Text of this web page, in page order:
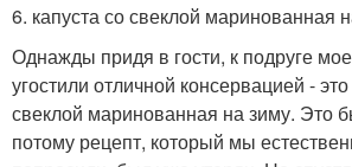
6. капуста со свеклой маринованная
Однажды придя в гости, к подруге
угостили отличной консервацией -
свеклой маринованная на зиму. Это
потому рецепт, который мы